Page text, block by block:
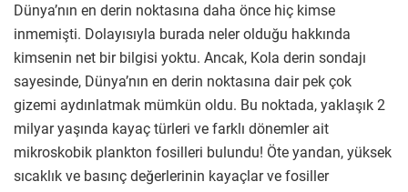
Dünya’nın en derin noktasına daha önce hiç kimse
inmemişti. Dolayısıyla burada neler olduğu hakkında
kimsenin net bir bilgisi yoktu. Ancak, Kola derin sondajı
sayesinde, Dünya’nın en derin noktasına dair pek çok
gizemi aydınlatmak mümkün oldu. Bu noktada, yaklaşık 2
milyar yaşında kayaç türleri ve farklı dönemler ait
mikroskobik plankton fosilleri bulundu! Öte yandan, yüksek
sıcaklık ve basınç değerlerinin kayaçlar ve fosiller